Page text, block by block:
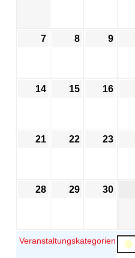
7 8 9
14 15 16
21 22 23
28 29 30
Veranstaltungskategorien